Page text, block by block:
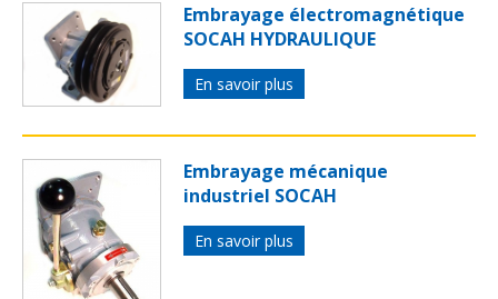
Embrayage électromagnétique
SOCAH HYDRAULIQUE
En savoir plus
Embrayage mécanique
industriel SOCAH
En savoir plus